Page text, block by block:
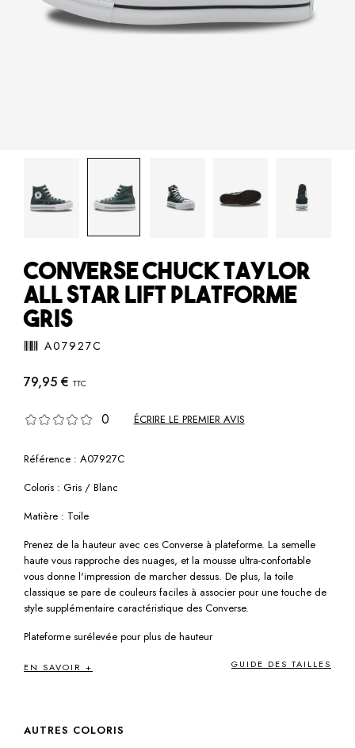
CONVERSE CHUCK TAYLOR
ALL STAR LIFT PLATFORME
GRIS
A07927C
79,95 € TTC
0 ÉCRIRE LE PREMIER AVIS
Référence : A07927C
Coloris : Gris / Blanc
Matière : Toile
Prenez de la hauteur avec ces Converse à plateforme. La semelle
haute vous rapproche des nuages, et la mousse ultra-confortable
vous donne l'impression de marcher dessus. De plus, la toile
classique se pare de couleurs faciles à associer pour une touche de
style supplémentaire caractéristique des Converse.
Plateforme surélevée pour plus de hauteur
EN SAVOIR + GUIDE DES TAILLES
AUTRES COLORIS